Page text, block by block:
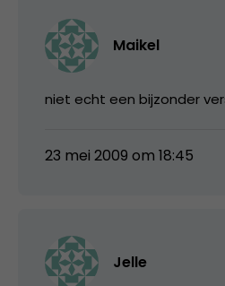
Maikel
niet echt een bijzonder
23 mei 2009 om 18:45
Jelle